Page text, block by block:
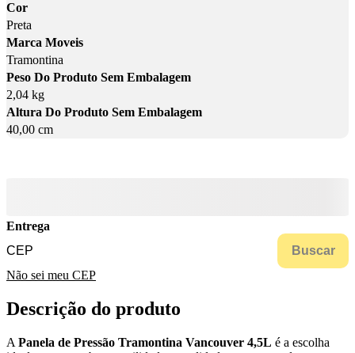
Cor
Preta
Marca Moveis
Tramontina
Peso Do Produto Sem Embalagem
2,04 kg
Altura Do Produto Sem Embalagem
40,00 cm
Entrega
Buscar
Não sei meu CEP
Descrição do produto
A Panela de Pressão Tramontina Vancouver 4,5L é a escolha